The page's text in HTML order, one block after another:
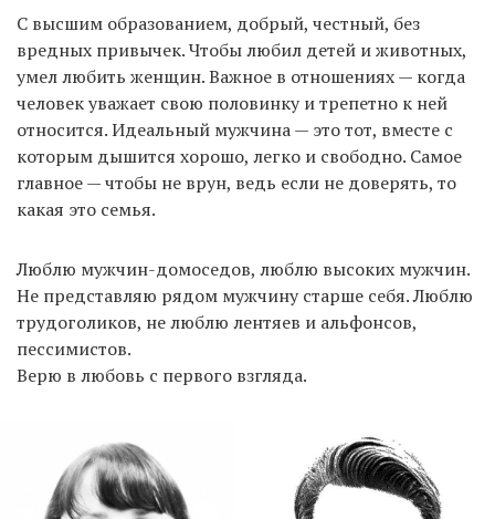
С высшим образованием, добрый, честный, без
вредных привычек. Чтобы любил детей и животных,
умел любить женщин. Важное в отношениях — когда
человек уважает свою половинку и трепетно к ней
относится. Идеальный мужчина — это тот, вместе с
которым дышится хорошо, легко и свободно. Самое
главное — чтобы не врун, ведь если не доверять, то
какая это семья.
Люблю мужчин-домоседов, люблю высоких мужчин.
Не представляю рядом мужчину старше себя. Люблю
трудоголиков, не люблю лентяев и альфонсов,
пессимистов.
Верю в любовь с первого взгляда.